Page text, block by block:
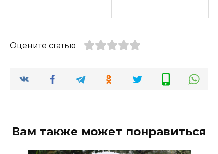
Оцените статью
Вам также может понравиться